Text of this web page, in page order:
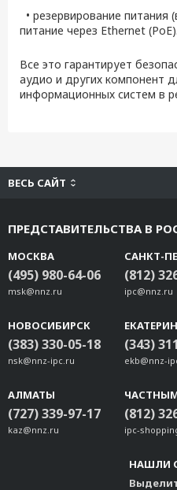
• резервирование питания
питание через Ethernet (PoE).
Все это гарантирует
аудио и других компонент
информационных систем в
ВЕСЬ САЙТ
ПРЕДСТАВИТЕЛЬСТВА В
МОСКВА
(495) 980-64-06
msk@nnz.ru
САНКТ-
(812)
ipc@nnz.ru
НОВОСИБИРСК
(383) 330-05-18
nsk@nnz-ipc.ru
(343)
ekb@nnz-
АЛМАТЫ
(727) 339-97-17
kaz@nnz.ru
(812)
ipc-
НАШЛИ